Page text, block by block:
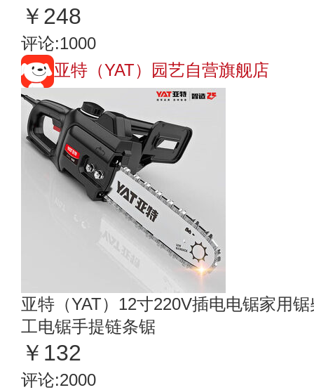
￥248
评论:1000
亚特（YAT）园艺自营旗舰店
亚特（YAT）12寸220V插电电锯家用
工电锯手提链条锯
￥132
评论:2000